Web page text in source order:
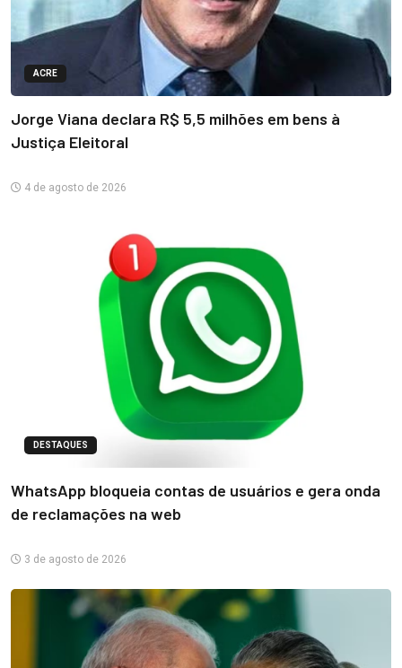
ACRE
Jorge Viana declara R$ 5,5 milhões em bens à
Justiça Eleitoral
4 de agosto de 2026
DESTAQUES
WhatsApp bloqueia contas de usuários e gera onda
de reclamações na web
3 de agosto de 2026